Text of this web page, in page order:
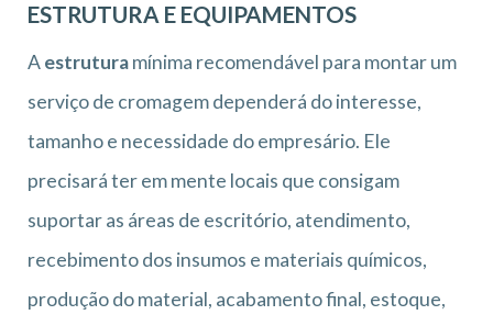
ESTRUTURA E EQUIPAMENTOS
Aestruturamínima recomendável para montar um
serviço de cromagem dependerá do interesse,
tamanho e necessidade do empresário. Ele
precisará ter em mente locais que consigam
suportar as áreas de escritório, atendimento,
recebimento dos insumos e materiais químicos,
produção do material, acabamento final, estoque,